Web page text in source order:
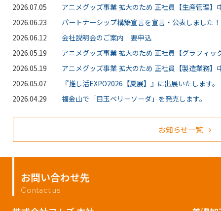
2026.07.05
アニメグッズ事業 拡大のため 正社員【生産管理】
2026.06.23
パートナーシップ構築宣言を宣言・公表しました！
2026.06.12
会社説明会のご案内 要申込
2026.05.19
アニメグッズ事業 拡大のため 正社員【グラフィッ
2026.05.19
アニメグッズ事業 拡大のため 正社員【製造業務】
2026.05.07
『推し活EXPO2026【夏展】』に出展いたします。
2026.04.29
福金山で「目玉ベリーソーダ」を発売します。
お知らせ一覧
お問い合わせ先
Contact us